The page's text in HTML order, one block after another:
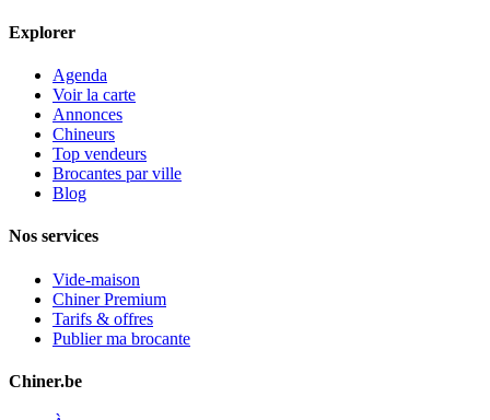
Explorer
Agenda
Voir la carte
Annonces
Chineurs
Top vendeurs
Brocantes par ville
Blog
Nos services
Vide-maison
Chiner Premium
Tarifs & offres
Publier ma brocante
Chiner.be